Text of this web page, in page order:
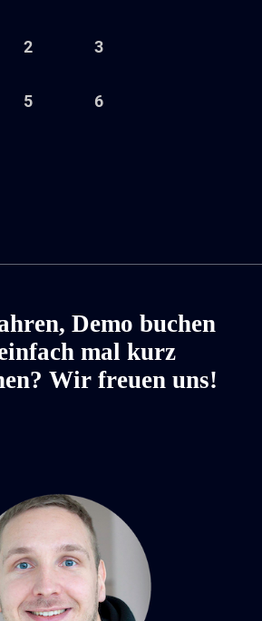
2 3
5 6
Demo buchen
mal kurz
Wir freuen uns!